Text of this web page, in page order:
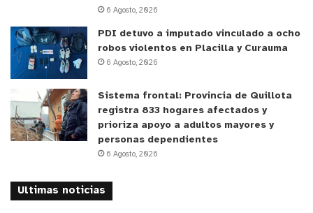
enfocados, es poder prestar a nuestras pacientes
de patología mamaria, GES sobre todo, la atención
que ellas merecen. Eso principalmente dado la
formación de esta nueva Unidad de Cabeza, Cuello,
Oncomama, donde el objetivo no es sólo
diagnosticarlas, sino de entregar el tratamiento de
forma oportuna, recapitular aquellos pacientes
atención a la larga lista de espera que contamos
6 Agosto, 2026
PDI detuvo a imputado vinculado a ocho
robos violentos en Placilla y Curauma
6 Agosto, 2026
Sistema frontal: Provincia de Quillota
registra 833 hogares afectados y
prioriza apoyo a adultos mayores y
personas dependientes
6 Agosto, 2026
Ultimas noticias